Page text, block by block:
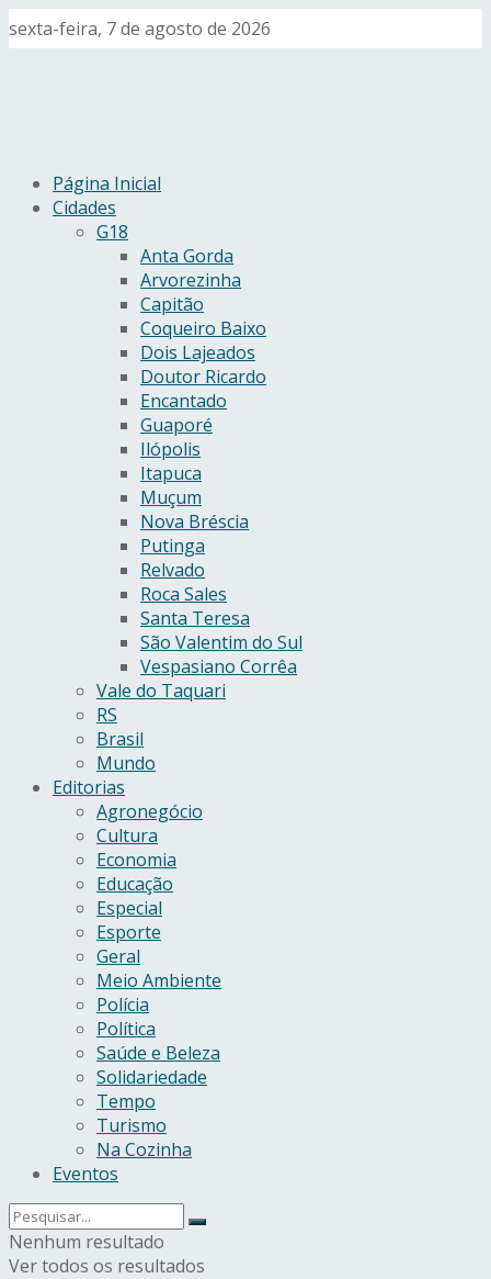
sexta-feira, 7 de agosto de 2026
Página Inicial
Cidades
G18
Anta Gorda
Arvorezinha
Capitão
Coqueiro Baixo
Dois Lajeados
Doutor Ricardo
Encantado
Guaporé
Ilópolis
Itapuca
Muçum
Nova Bréscia
Putinga
Relvado
Roca Sales
Santa Teresa
São Valentim do Sul
Vespasiano Corrêa
Vale do Taquari
RS
Brasil
Mundo
Editorias
Agronegócio
Cultura
Economia
Educação
Especial
Esporte
Geral
Meio Ambiente
Polícia
Política
Saúde e Beleza
Solidariedade
Tempo
Turismo
Na Cozinha
Eventos
Nenhum resultado
Ver todos os resultados